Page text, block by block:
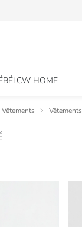
LCW HOME
Vêtements